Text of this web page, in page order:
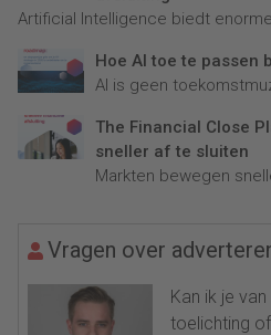
Artificial Intelligence biedt
Hoe AI toe te passen
AI is geen
The Financial Close
sneller af te sluiten
Markten bewegen
Vragen over
Kan ik je
toelichting